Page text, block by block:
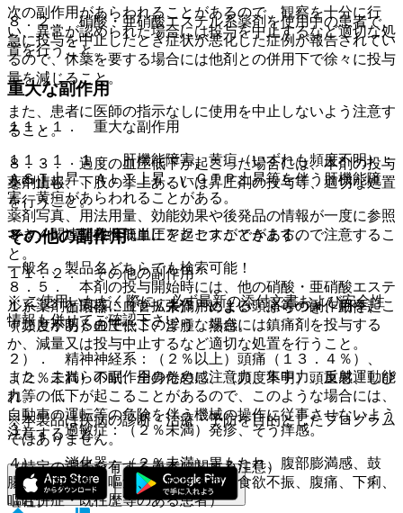
８．２． 硝酸・亜硝酸エステル系薬剤を使用中の患者で、
急に投与を中止したとき症状が悪化した症例が報告されてい
るので、休薬を要する場合には他剤との併用下で徐々に投与
量を減じること。
また、患者に医師の指示なしに使用を中止しないよう注意す
ること。
８．３． 過度の血圧低下が起こった場合には、本剤の投与
を中止し、下肢の挙上あるいは昇圧剤の投与等、適切な処置
を行うこと。
８．４． 起立性低血圧を起こすことがあるので注意するこ
と。
８．５． 本剤の投与開始時には、他の硝酸・亜硝酸エステ
ル系薬剤と同様に血管拡張作用による頭痛等の副作用を起こ
すことがあるので、このような場合には鎮痛剤を投与する
か、減量又は投与中止するなど適切な処置を行うこと。
また、これらの副作用のために注意力、集中力、反射運動能
力等の低下が起こることがあるので、このような場合には、
自動車の運転等の危険を伴う機械の操作に従事させないよう
注意すること。
（特定の背景を有する患者に関する注意）
（合併症・既往歴等のある患者）
次の副作用があらわれることがあるので、観察を十分に行
い、異常が認められた場合には投与を中止するなど適切な処
置を行うこと。
重大な副作用
１１．１． 重大な副作用
１１．１．１． 肝機能障害、黄疸（いずれも頻度不明）：
ＡＳＴ上昇、ＡＬＴ上昇、γ−ＧＴＰ上昇等を伴う肝機能障
害、黄疸があらわれることがある。
その他の副作用
１１．２． その他の副作用
１）． 循環器：（２％未満）めまい・ふらつき、動悸、
（頻度不明）血圧低下、浮腫、熱感。
２）． 精神神経系：（２％以上）頭痛（１３．４％）、
（２％未満）不眠、全身倦怠感、（頻度不明）頭重感、しび
れ。
３）． 過敏症：（２％未満）発疹、そう痒感。
４）． 消化器：（２％未満）胃もたれ、腹部膨満感、鼓
腸、口内乾燥、嘔気、（頻度不明）食欲不振、腹痛、下痢、
嘔吐。
薬剤情報
薬剤写真、用法用量、効能効果や後発品の情報が一度に参照
でき、関連情報へ簡単にアクセスができます。
一般名、製品名どちらでも検索可能！
※ ご使用いただく際に、必ず最新の添付文書および安全性
情報も併せてご確認下さい。
※本製品は疾病の診断・治療・予防を目的としたプログラム
ではありません。